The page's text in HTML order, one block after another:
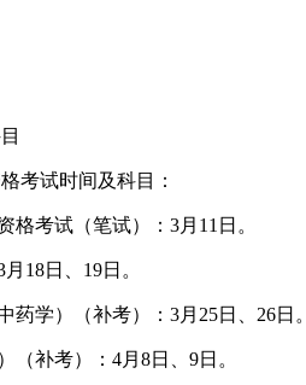
考试时间及科目：
格考试（笔试）：3月11日。
18日、19日。
药学）（补考）：3月25日、26日。
（补考）：4月8日、9日。